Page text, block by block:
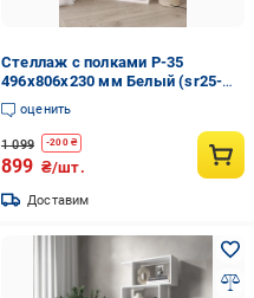
Стеллаж с полками P-35
496x806x230 мм Белый (sr25-
p35-white)
оценить
1 099 -200₴
899 ₴/шт.
Доставим